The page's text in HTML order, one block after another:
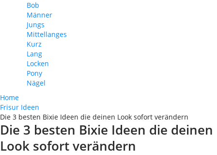
Bob
Männer
Jungs
Mittellanges
Kurz
Lang
Locken
Pony
Nägel
Home
Frisur Ideen
Die 3 besten Bixie Ideen die deinen Look sofort verändern
Die 3 besten Bixie Ideen die deinen
Look sofort verändern